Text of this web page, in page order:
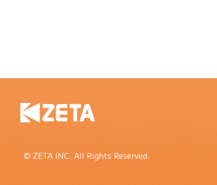
© ZETA INC. All Rights Reserved.